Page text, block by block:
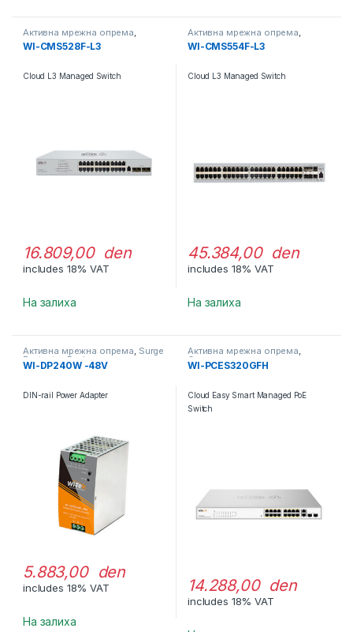
Активна мрежна опрема
Свичеви
WI-CMS528F-L3
Cloud L3 Managed Switch
16.809,00 den
includes 18% VAT
На залиха
Активна мрежна опрема
Свичеви
WI-CMS554F-L3
Cloud L3 Managed Switch
45.384,00 den
includes 18% VAT
На залиха
Активна мрежна опрема, Surge
Protector Device
WI-DP240W -48V
DIN-rail Power Adapter
5.883,00 den
includes 18% VAT
На залиха
Активна мрежна опрема,
Свичеви
WI-PCES320GFH
Cloud Easy Smart Managed PoE
Switch
14.288,00 den
includes 18% VAT